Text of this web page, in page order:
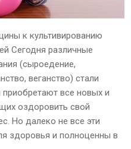
к культивированию
Сегодня различные
(сыроедение,
веганство) стали
все новых и
оздоровить свой
Но далеко не все эти
здоровья и полноценны в